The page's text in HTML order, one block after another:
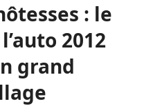
: le
2012
grand